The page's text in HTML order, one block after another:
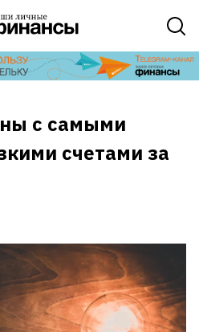
с самыми
счетами за